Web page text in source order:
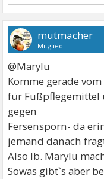
mutmacher
Mitglied
@Marylu
Komme gerade
für Fußpflegemittel
gegen
Fersensporn- da
jemand danach
Also lb. Marylu
Sowas gibt`s aber